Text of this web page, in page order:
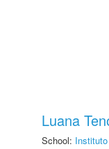
Luana
School: